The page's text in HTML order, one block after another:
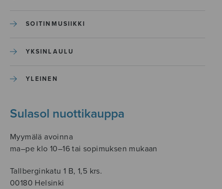
SOITINMUSIIKKI
YKSINLAULU
YLEINEN
Sulasol nuottikauppa
Myymälä avoinna
ma–pe klo 10–16 tai sopimuksen mukaan
Tallberginkatu 1 B, 1,5 krs.
00180 Helsinki